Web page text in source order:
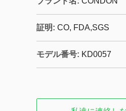
証明: CO, FDA,SGS
モデル番号: KD0057